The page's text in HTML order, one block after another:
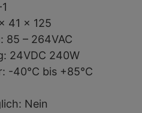
41 x 125
85 – 264VAC
24VDC 240W
-40°C bis +85°C
Nein